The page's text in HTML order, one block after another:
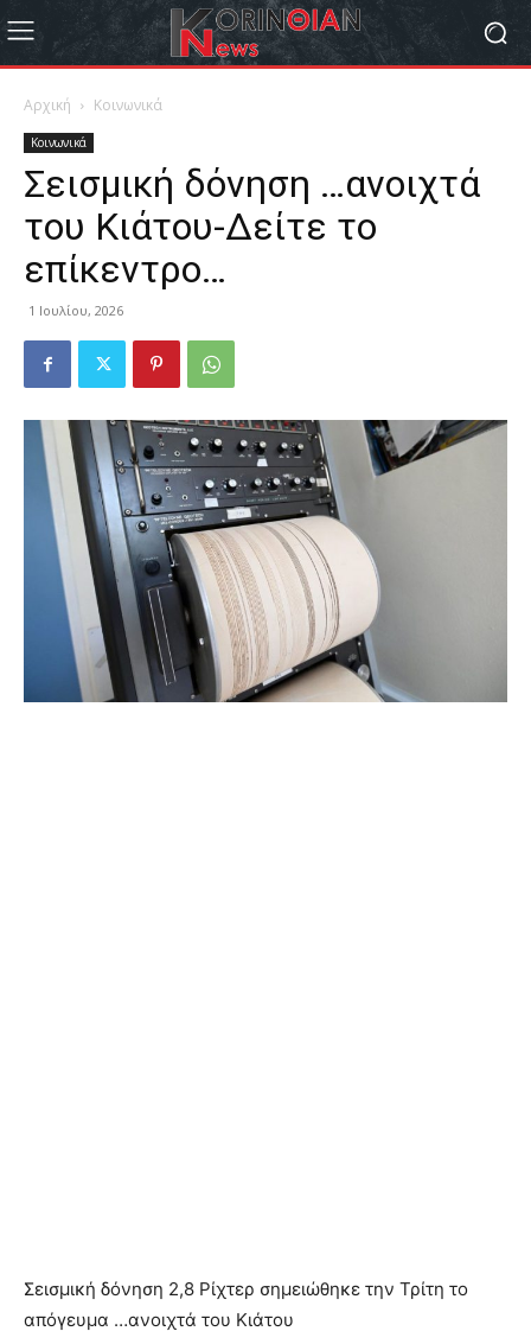
Αρχική Κοινωνικά
Κοινωνικά
Σεισμική δόνηση …ανοιχτά
του Κιάτου-Δείτε το
επίκεντρο…
1 Ιουλίου, 2026
Σεισμική δόνηση 2,8 Ρίχτερ σημειώθηκε την Τρίτη το
απόγευμα …ανοιχτά του Κιάτου